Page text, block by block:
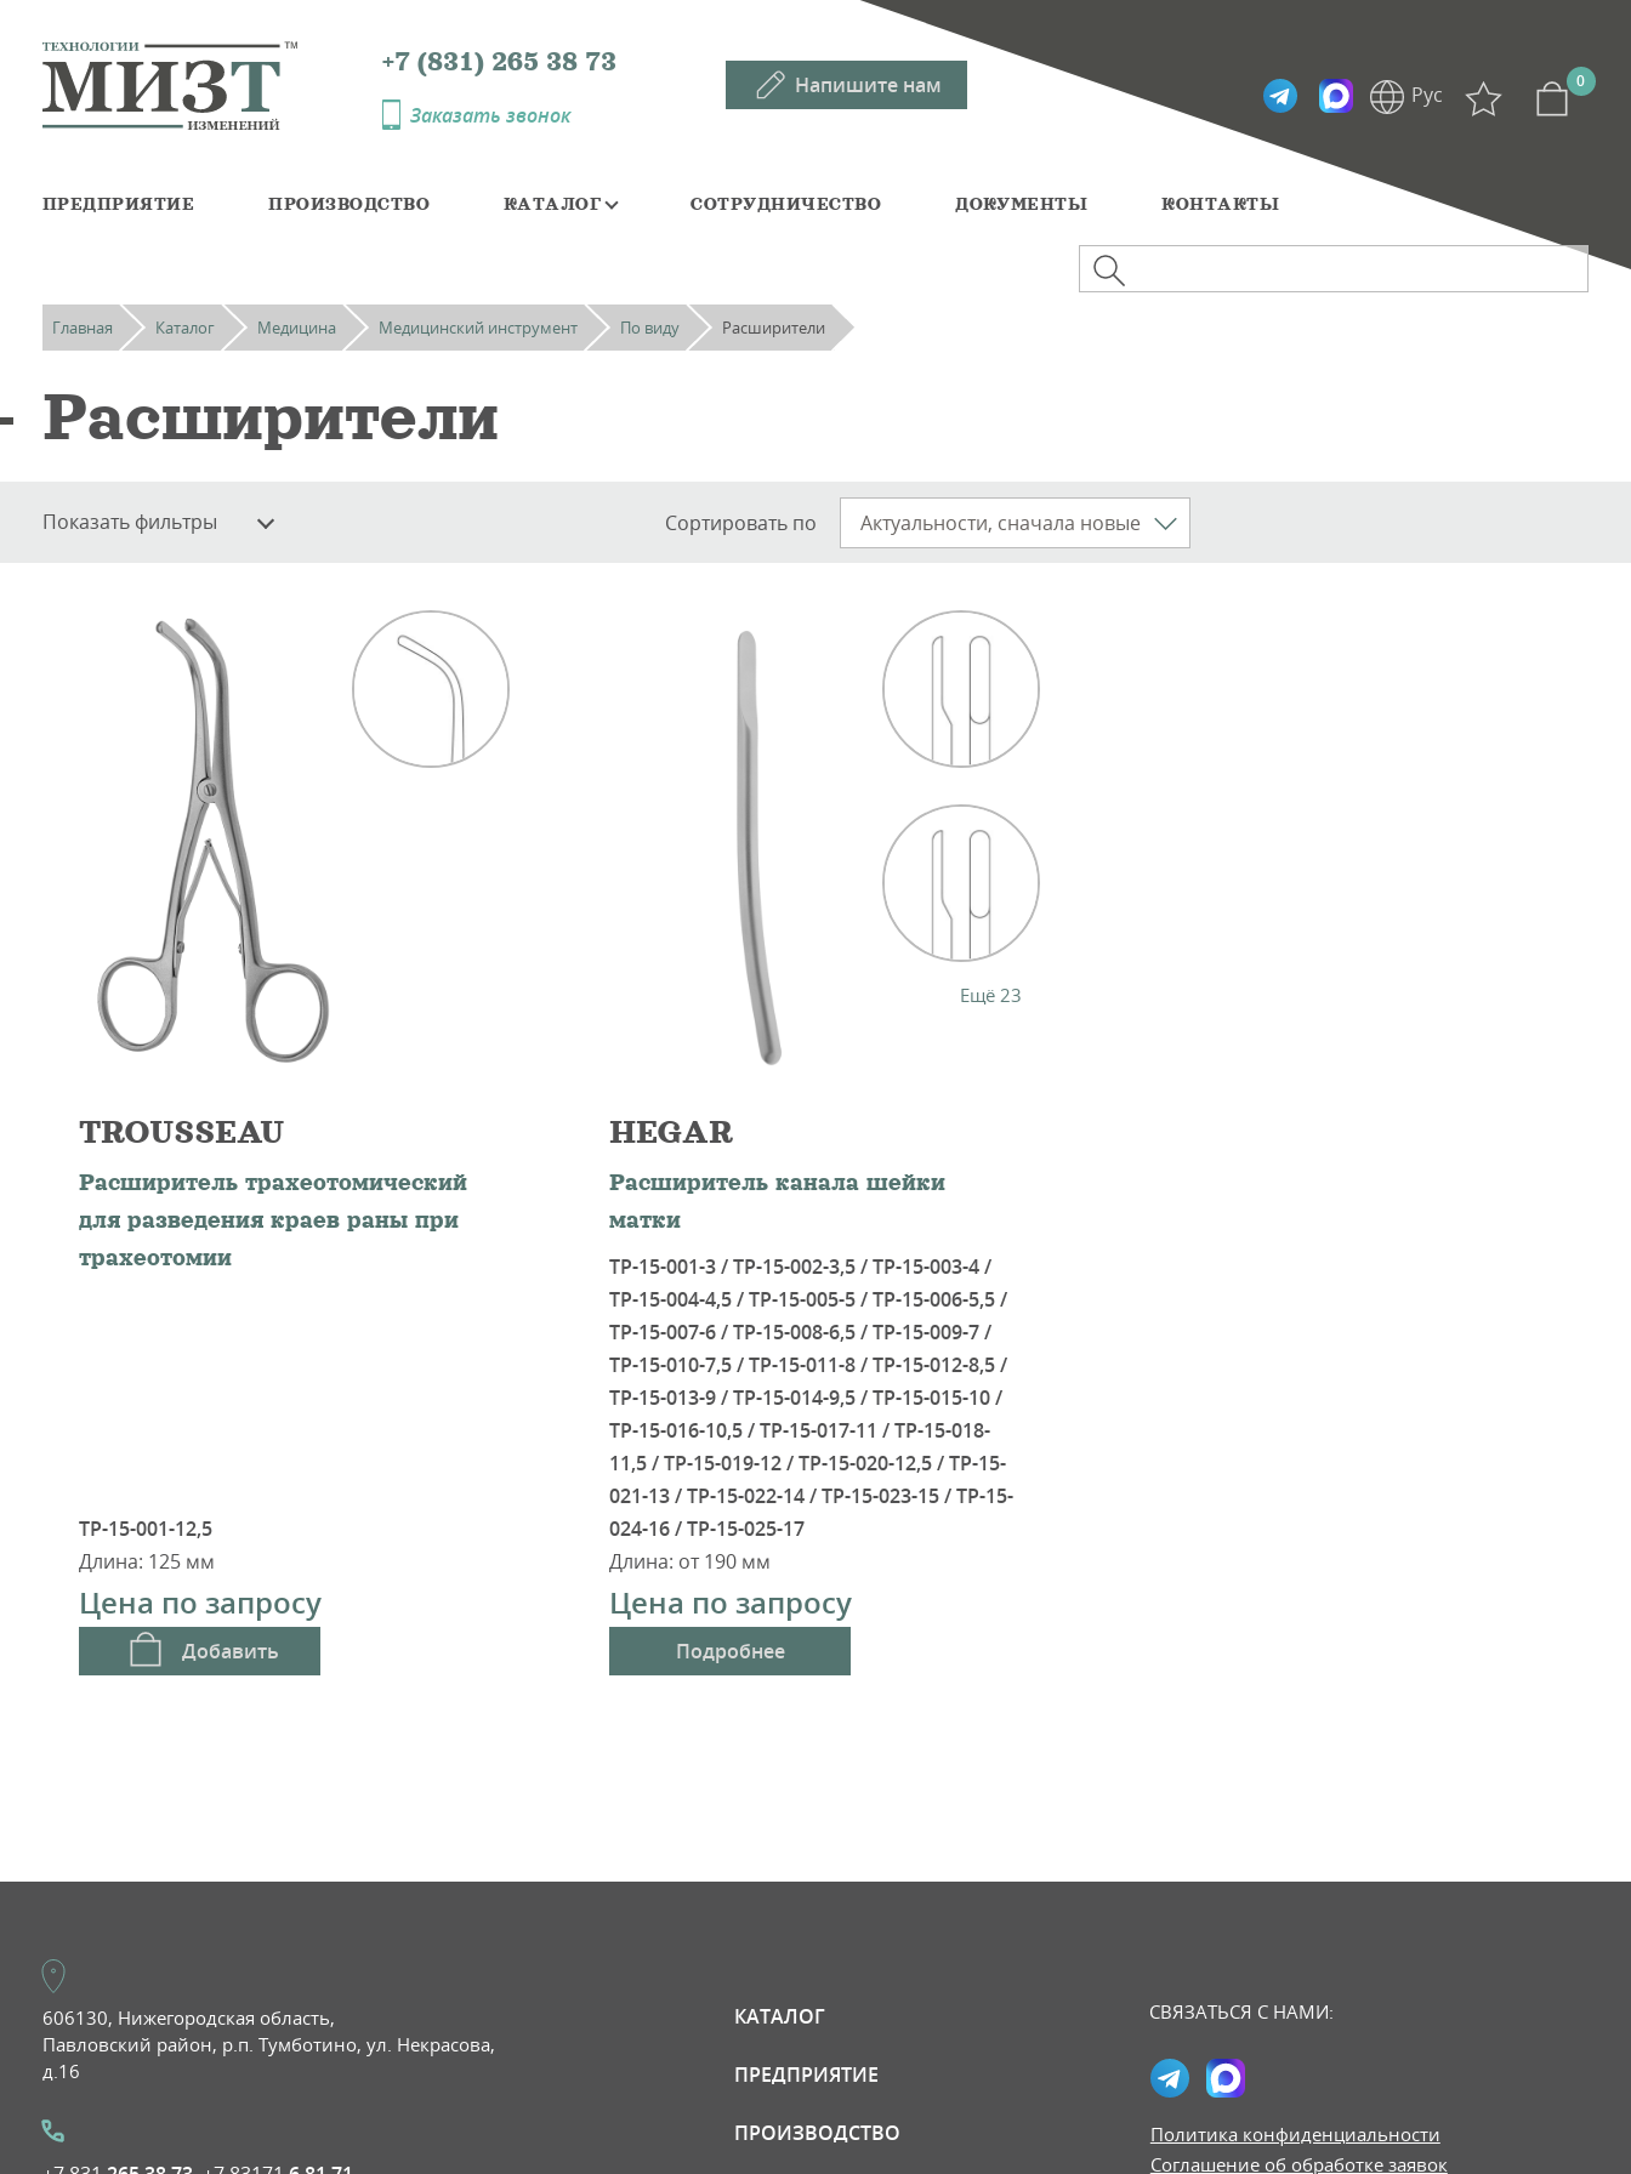
+7 (831) 265 38 73
Заказать звонок
Напишите нам
Telegramm
Max
Рус
0
ПРЕДПРИЯТИЕ ПРОИЗВОДСТВО КАТАЛОГ СОТРУДНИЧЕСТВО ДОКУМЕНТЫ КОНТАКТЫ
Главная Каталог Медицина Медицинский инструмент По виду Расширители
Расширители
Показать фильтры Сортировать по
TROUSSEAU
Расширитель трахеотомический
для разведения краев раны при
трахеотомии
ТР-15-001-12,5
Длина: 125 мм
Цена по запросу
Добавить
Ещё 23
HEGAR
Расширитель канала шейки
матки
ТР-15-001-3 / ТР-15-002-3,5 / ТР-15-003-4 /
ТР-15-004-4,5 / ТР-15-005-5 / ТР-15-006-5,5 /
ТР-15-007-6 / ТР-15-008-6,5 / ТР-15-009-7 /
ТР-15-010-7,5 / ТР-15-011-8 / ТР-15-012-8,5 /
ТР-15-013-9 / ТР-15-014-9,5 / ТР-15-015-10 /
ТР-15-016-10,5 / ТР-15-017-11 / ТР-15-018-
11,5 / ТР-15-019-12 / ТР-15-020-12,5 / ТР-15-
021-13 / ТР-15-022-14 / ТР-15-023-15 / ТР-15-
024-16 / ТР-15-025-17
Длина: от 190 мм
Цена по запросу
Подробнее
606130, Нижегородская область,
Павловский район, р.п. Тумботино, ул. Некрасова,
д.16
КАТАЛОГ
ПРЕДПРИЯТИЕ
ПРОИЗВОДСТВО
СВЯЗАТЬСЯ С НАМИ:
Политика конфиденциальности
Соглашение об обработке заявок